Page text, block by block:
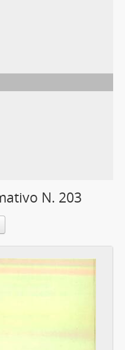
N. 203